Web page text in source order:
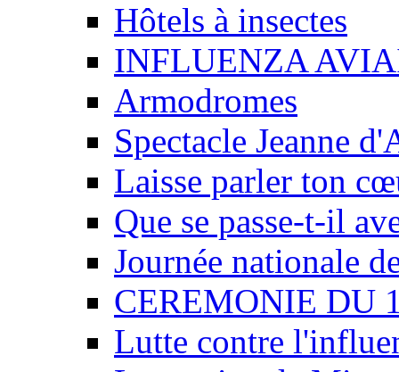
Hôtels à insectes
INFLUENZA
Armodromes
Spectacle Jeanne
Laisse parler ton
Que se passe-t-il
Journée nationale
CEREMONIE DU
Lutte contre